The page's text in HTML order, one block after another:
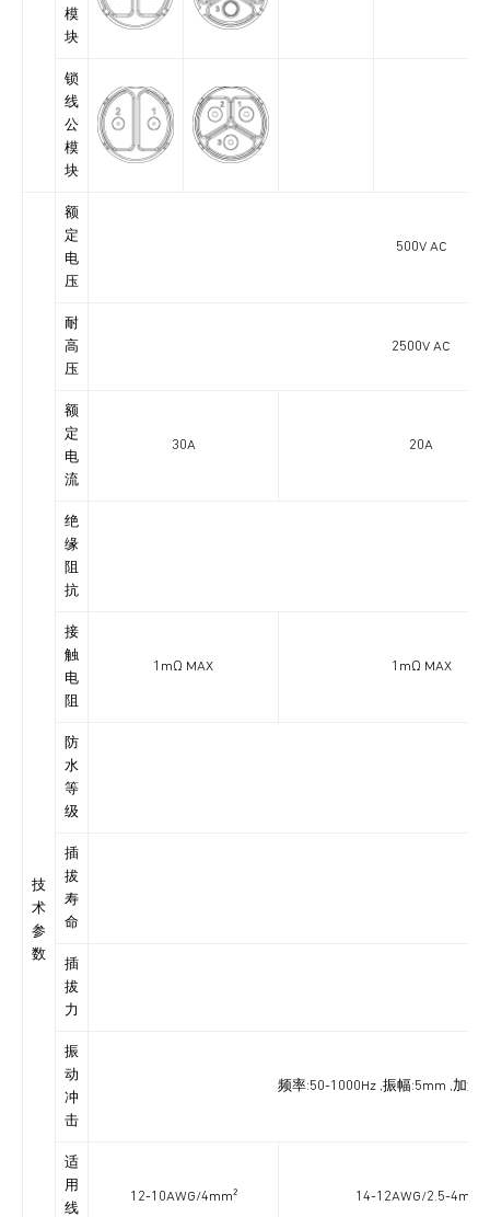
模
块
锁
线
公
模
块
技
术
参
数
额
定
电
压
500V AC
耐
高
压
2500V AC
额
定
电
流
30A 20A
绝
缘
阻
抗
接
触
电
阻
1mΩ MAX 1mΩ MAX
防
水
等
级
插
拔
寿
命
插
拔
力
振
动
冲
击
频率:50-1000Hz ,振幅:5mm ,加
适
用
线
12-10AWG/4mm² 14-12AWG/2.5-4mm²